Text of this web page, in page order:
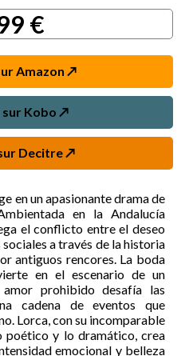
en un apasionante drama de
en la Andalucía
el conflicto entre el deseo
a través de la historia
antiguos rencores. La boda
en el escenario de un
prohibido desafía las
cadena de eventos que
Lorca, con su incomparable
poético y lo dramático, crea
emocional y belleza
€
Amazon ↗️
Kobo ↗️
Decitre ↗️